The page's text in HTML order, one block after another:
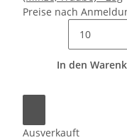
Preise nach
In den
Ausverkauft